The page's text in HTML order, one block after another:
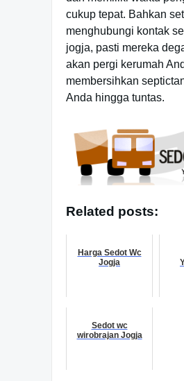
cukup tepat. Bahkan
menghubungi kontak
jogja, pasti mereka
akan pergi kerumah
membersihkan
Anda hingga tuntas.
Related posts:
Harga Sedot Wc
Jogja
Sedot wc
wirobrajan Jogja